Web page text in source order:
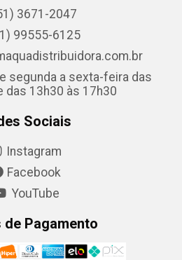
3671-2047
99555-6125
segunda a sexta-feira das
das 13h30 às 17h30
Sociais
Instagram
Facebook
YouTube
de Pagamento